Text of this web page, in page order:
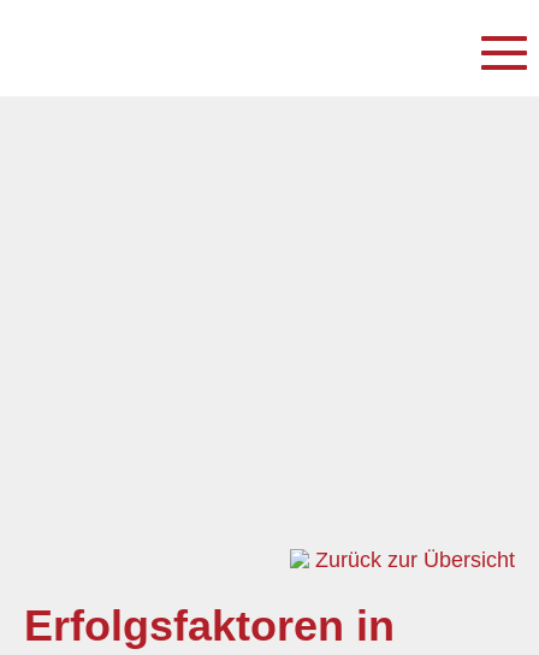
Zurück zur Übersicht
Erfolgsfaktoren in